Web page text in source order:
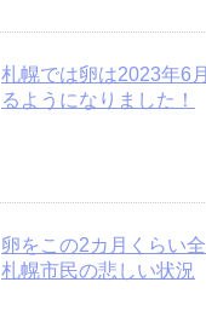
札幌では卵は2023年6
るようになりました！
卵をこの2カ月くらい
札幌市民の悲しい状況